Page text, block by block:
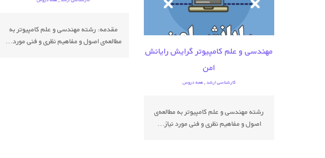
مقدمه: رشته مهندسی و علم کامپیوتر به
مطالعه‌ی اصول و مفاهیم نظری و فنی مورد...
مهندسی و علم کامپیوتر گرایش رایانش
امن
کارشناسی ارشد ,همه دروس
رشته مهندسی و علم کامپیوتر به مطالعه‌ی
اصول و مفاهیم نظری و فنی مورد نیاز...